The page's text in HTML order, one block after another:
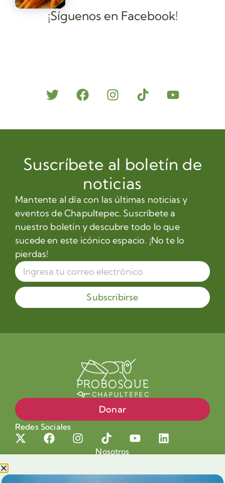
¡Síguenos en Facebook!
Suscríbete al boletín de
noticias
Mantente al día con las últimas noticias y
eventos de Chapultepec. Suscríbete a
nuestro boletín y descubre todo lo que
sucede en este icónico espacio. ¡No te lo
pierdas!
Subscribirse
Donar
Redes Sociales
Nosotros